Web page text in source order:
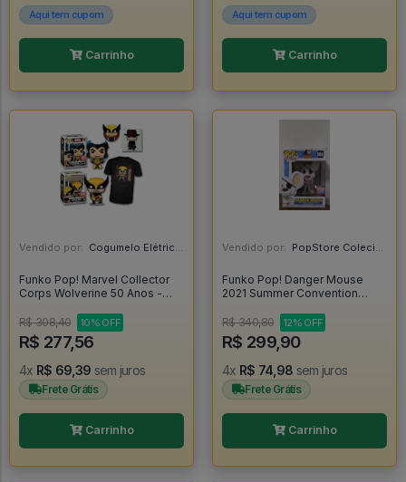
Aqui tem cupom
Carrinho
Aqui tem cupom
Carrinho
Vendido por: Cogumelo Elétrico - SP
Funko Pop! Marvel Collector
Corps Wolverine 50 Anos -
R$ 308,40
10% OFF
R$ 277,56
4x R$ 69,39 sem juros
Frete Grátis
Carrinho
Vendido por: PopStore Colecionáveis - MG
Funko Pop! Danger Mouse
2021 Summer Convention
#984
R$ 340,80 12% OFF
R$ 299,90
4x R$ 74,98 sem juros
Frete Grátis
Carrinho